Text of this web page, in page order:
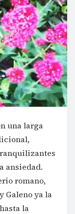
una larga
ansiedad.
romano,
Galeno ya la
la